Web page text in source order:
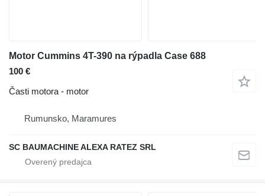
Motor Cummins 4T-390 na rýpadla Case 688
100 €
Časti motora - motor
Rumunsko, Maramures
SC BAUMACHINE ALEXA RATEZ SRL